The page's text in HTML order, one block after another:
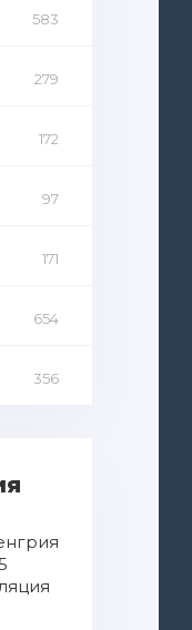
583
279
172
97
171
654
356